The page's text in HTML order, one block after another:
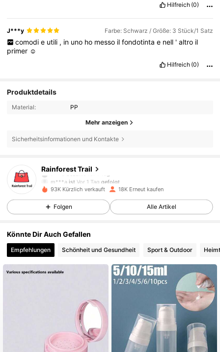
Hilfreich (0)
J***y Farbe: Schwarz / Größe: 3 Stück/1 Satz
comodi e utili , in uno ho messo il fondotinta e nell ' altro il
primer ☺️
Hilfreich (0)
Produktdetails
Material: PP
Mehr anzeigen
Sicherheitsinformationen und Kontakte
Rainforest Trail
m***a ist Vor 1 Tag
gefolgt
4,87
2.7K Follower
2.7K Follower
4,87 2.7K Follower
2.7K Follower
4,87 2.7K Follower
93K Kürzlich verkauft 18K Erneut kaufen
Folgen Alle Artikel
Könnte Dir Auch Gefallen
Empfehlungen Schönheit und Gesundheit Sport & Outdoor